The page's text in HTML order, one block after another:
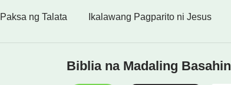
Paksa ng Talata Ikalawang Pagparito ni Jesus
Biblia na Madaling Basahin